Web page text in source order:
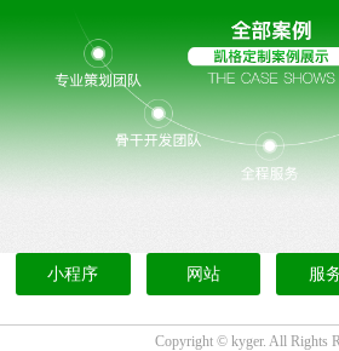
小程序 网站 服
Copyright © kyger. All Rights